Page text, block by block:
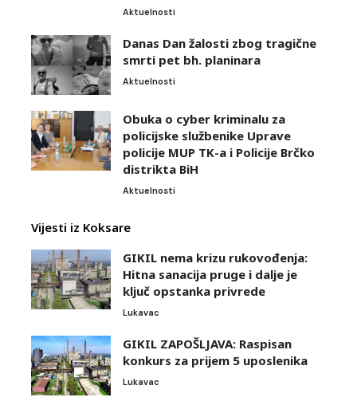
Aktuelnosti
Danas Dan žalosti zbog tragične
smrti pet bh. planinara
Aktuelnosti
Obuka o cyber kriminalu za
policijske službenike Uprave
policije MUP TK-a i Policije Brčko
distrikta BiH
Aktuelnosti
Vijesti iz Koksare
GIKIL nema krizu rukovođenja:
Hitna sanacija pruge i dalje je
ključ opstanka privrede
Lukavac
GIKIL ZAPOŠLJAVA: Raspisan
konkurs za prijem 5 uposlenika
Lukavac